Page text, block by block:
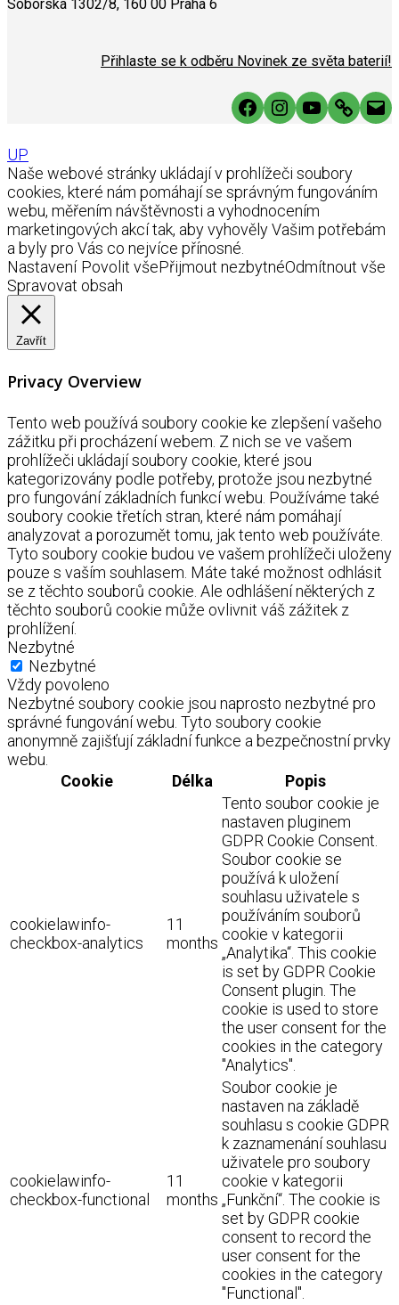
Soborská 1302/8, 160 00 Praha 6
Přihlaste se k odběru Novinek ze světa baterií!
Facebook
Instagram
YouTube
Link
UP
Naše webové stránky ukládají v prohlížeči soubory
cookies, které nám pomáhají se správným fungováním
webu, měřením návštěvnosti a vyhodnocením
marketingových akcí tak, aby vyhověly Vašim potřebám
a byly pro Vás co nejvíce přínosné.
Nastavení Povolit všePřijmout nezbytnéOdmítnout vše
Spravovat obsah
Zavřít
Privacy Overview
Tento web používá soubory cookie ke zlepšení vašeho
zážitku při procházení webem. Z nich se ve vašem
prohlížeči ukládají soubory cookie, které jsou
kategorizovány podle potřeby, protože jsou nezbytné
pro fungování základních funkcí webu. Používáme také
soubory cookie třetích stran, které nám pomáhají
analyzovat a porozumět tomu, jak tento web používáte.
Tyto soubory cookie budou ve vašem prohlížeči uloženy
pouze s vaším souhlasem. Máte také možnost odhlásit
se z těchto souborů cookie. Ale odhlášení některých z
těchto souborů cookie může ovlivnit váš zážitek z
prohlížení.
Nezbytné
Nezbytné
Vždy povoleno
Nezbytné soubory cookie jsou naprosto nezbytné pro
správné fungování webu. Tyto soubory cookie
anonymně zajišťují základní funkce a bezpečnostní prvky
webu.
Cookie
Délka Popis
cookielawinfo-
checkbox-analytics
11
months
Tento soubor cookie je
nastaven pluginem
GDPR Cookie Consent.
Soubor cookie se
používá k uložení
souhlasu uživatele s
používáním souborů
cookie v kategorii
„Analytika“. This cookie
is set by GDPR Cookie
Consent plugin. The
cookie is used to store
the user consent for the
cookies in the category
"Analytics".
cookielawinfo-
checkbox-functional
11
months
Soubor cookie je
nastaven na základě
souhlasu s cookie GDPR
k zaznamenání souhlasu
uživatele pro soubory
cookie v kategorii
„Funkční“. The cookie is
set by GDPR cookie
consent to record the
user consent for the
cookies in the category
"Functional".